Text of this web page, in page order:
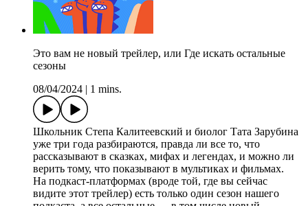
Это вам не новый трейлер, или Где искать остальные
сезоны
08/04/2024
1 mins.
Школьник Степа Калитеевский и биолог Тата Зарубина
уже три года разбираются, правда ли все то, что
рассказывают в сказках, мифах и легендах, и можно ли
верить тому, что показывают в мультиках и фильмах.
На подкаст-платформах (вроде той, где вы сейчас
видите этот трейлер) есть только один сезон нашего